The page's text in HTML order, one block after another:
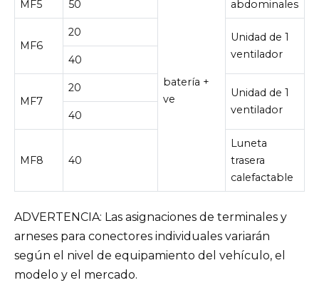
MF5 50
batería +
ve
abdominales
MF6
20
Unidad de 1
ventilador
40
MF7
20
Unidad de 1
ventilador
40
MF8 40
Luneta
trasera
calefactable
ADVERTENCIA: Las asignaciones de terminales y
arneses para conectores individuales variarán
según el nivel de equipamiento del vehículo, el
modelo y el mercado.